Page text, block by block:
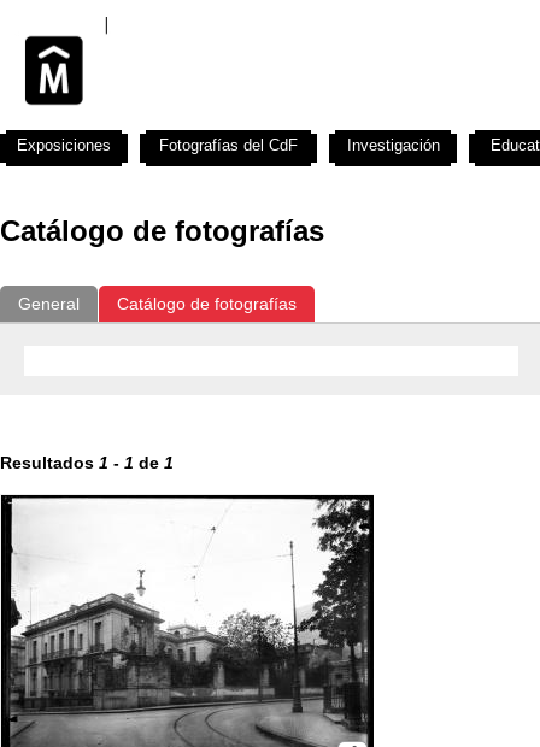
Catálogo de fotografías
General Catálogo de fotografías
Resultados 1 - 1 de 1
Exposiciones Fotografías del CdF Investigación